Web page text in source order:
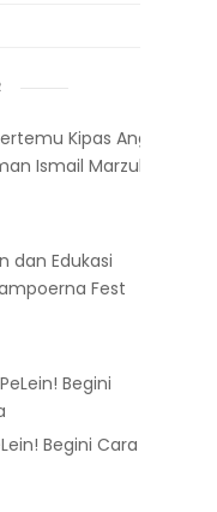
Kipas Angin
Ismail Marzuki
dan Edukasi
Fest
Begini Cara